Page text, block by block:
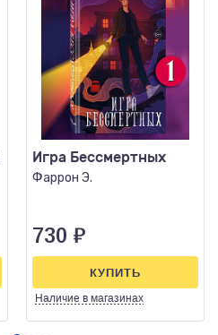
Игра Бессмертных
Фаррон Э.
730 ₽
Наличие в магазинах
КУПИТЬ